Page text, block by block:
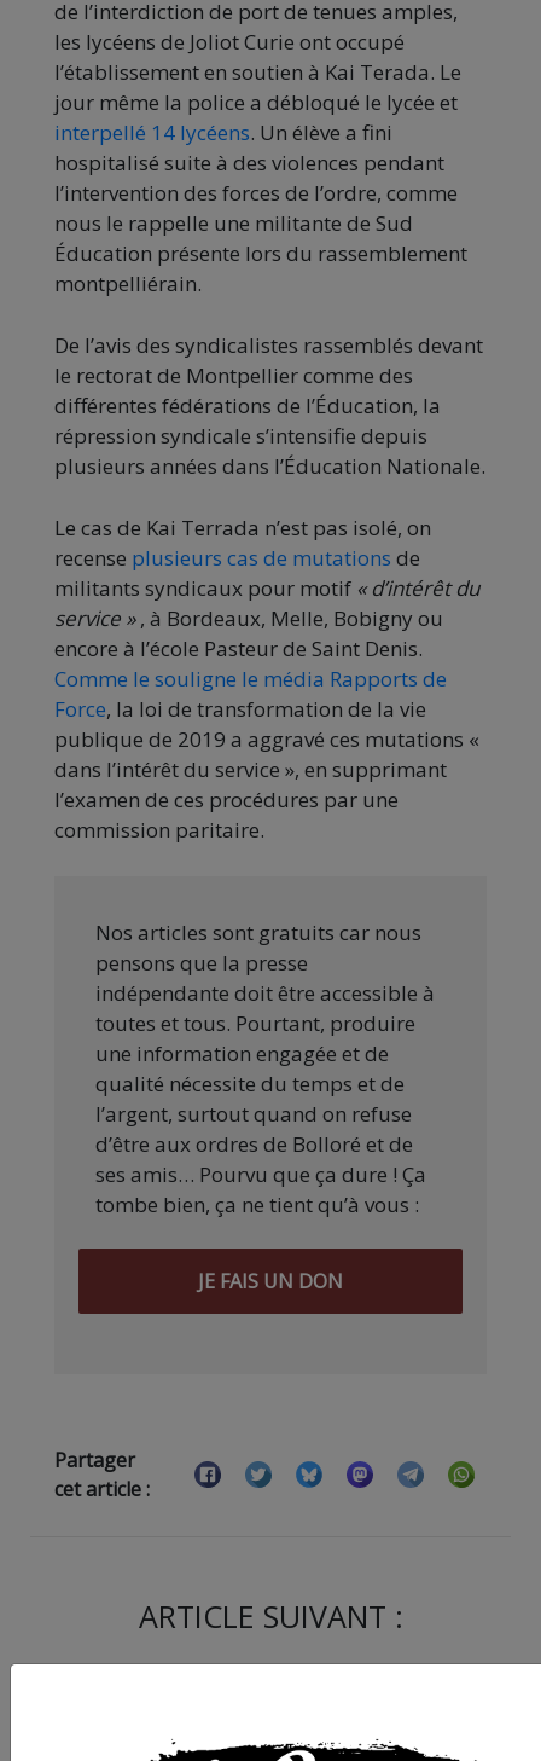
de l’interdiction de port de tenues amples,
les lycéens de Joliot Curie ont occupé
l’établissement en soutien à Kai Terada. Le
jour même la police a débloqué le lycée et
interpellé 14 lycéens. Un élève a fini
hospitalisé suite à des violences pendant
l’intervention des forces de l’ordre, comme
nous le rappelle une militante de Sud
Éducation présente lors du rassemblement
montpelliérain.
De l’avis des syndicalistes rassemblés devant
le rectorat de Montpellier comme des
différentes fédérations de l’Éducation, la
répression syndicale s’intensifie depuis
plusieurs années dans l’Éducation Nationale.
Le cas de Kai Terrada n’est pas isolé, on
recense plusieurs cas de mutations de
militants syndicaux pour motif « d’intérêt du
service », à Bordeaux, Melle, Bobigny ou
encore à l’école Pasteur de Saint Denis.
Comme le souligne le média Rapports de
Force, la loi de transformation de la vie
publique de 2019 a aggravé ces mutations «
dans l’intérêt du service », en supprimant
l’examen de ces procédures par une
commission paritaire.
Nos articles sont gratuits car nous
pensons que la presse
indépendante doit être accessible à
toutes et tous. Pourtant, produire
une information engagée et de
qualité nécessite du temps et de
l’argent, surtout quand on refuse
d’être aux ordres de Bolloré et de
ses amis… Pourvu que ça dure ! Ça
tombe bien, ça ne tient qu’à vous :
JE FAIS UN DON
Partager
cet article :
ARTICLE SUIVANT :